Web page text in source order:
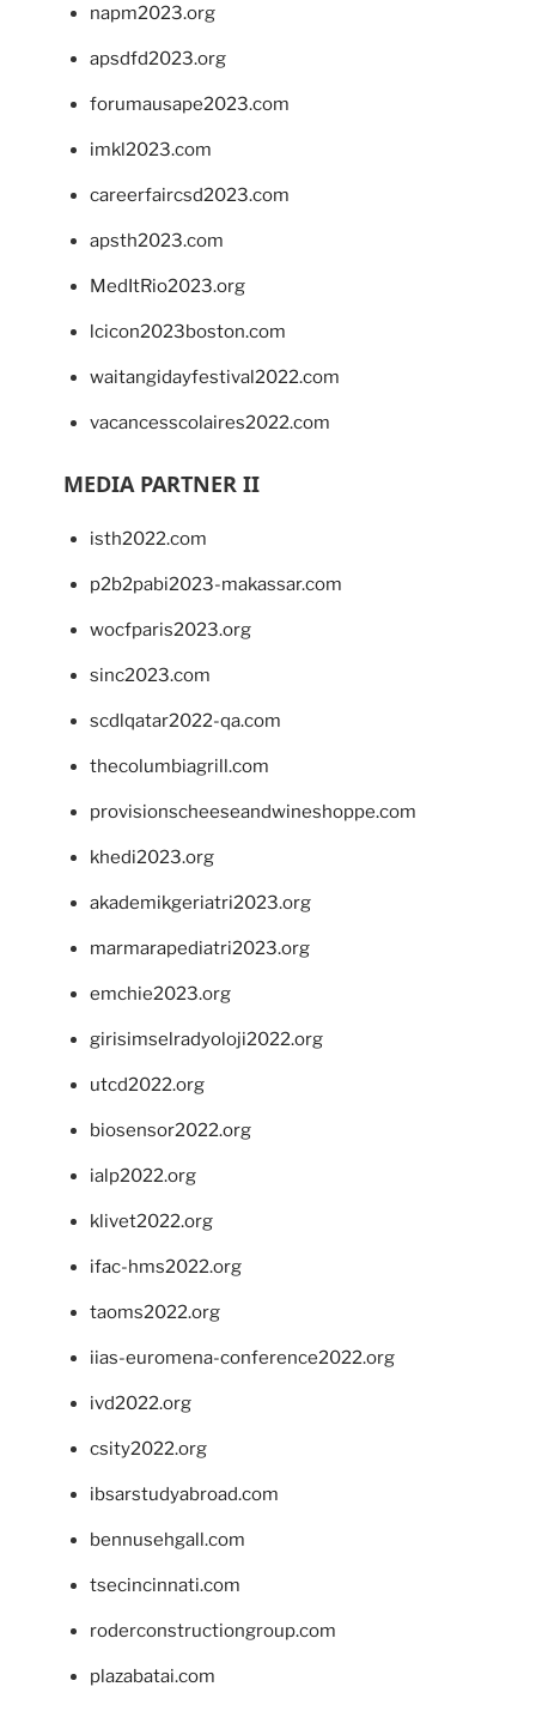
napm2023.org
apsdfd2023.org
forumausape2023.com
imkl2023.com
careerfaircsd2023.com
apsth2023.com
MedItRio2023.org
lcicon2023boston.com
waitangidayfestival2022.com
vacancesscolaires2022.com
MEDIA PARTNER II
isth2022.com
p2b2pabi2023-makassar.com
wocfparis2023.org
sinc2023.com
scdlqatar2022-qa.com
thecolumbiagrill.com
provisionscheeseandwineshoppe.com
khedi2023.org
akademikgeriatri2023.org
marmarapediatri2023.org
emchie2023.org
girisimselradyoloji2022.org
utcd2022.org
biosensor2022.org
ialp2022.org
klivet2022.org
ifac-hms2022.org
taoms2022.org
iias-euromena-conference2022.org
ivd2022.org
csity2022.org
ibsarstudyabroad.com
bennusehgall.com
tsecincinnati.com
roderconstructiongroup.com
plazabatai.com